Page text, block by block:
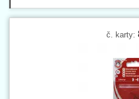
č. karty: